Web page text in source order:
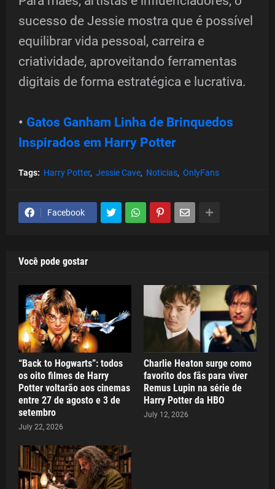
sucesso de Jessie mostra que é possível
equilibrar vida pessoal, carreira e
criatividade, aproveitando ferramentas
digitais de forma estratégica e lucrativa.
• Gatos Ganham Linha de Brinquedos
Inspirados em Harry Potter
Tags: Harry Potter Jessie Cave Noticias OnlyFans
Facebook
Você pode gostar
“Back to Hogwarts”: todos
os oito filmes de Harry
Potter voltarão aos cinemas
entre 27 de agosto e 3 de
setembro
July 22, 2026
Charlie Heaton surge como
favorito dos fãs para viver
Remus Lupin na série de
Harry Potter da HBO
July 12, 2026